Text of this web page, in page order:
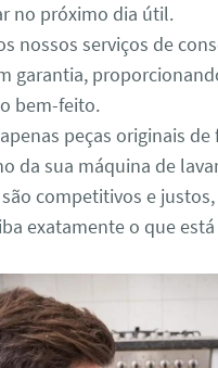
no próximo dia útil.
nossos serviços de
garantia,
bem-feito.
peças originais de
da sua máquina de
competitivos e
exatamente o que